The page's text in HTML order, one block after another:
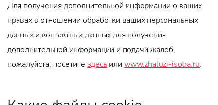
Для получения дополнительной информации о ваших
правах в отношении обработки ваших персональных
данных и контактных данных для получения
дополнительной информации и подачи жалоб,
пожалуйста, посетите здесь или www.zhaluzi-isotra.ru.